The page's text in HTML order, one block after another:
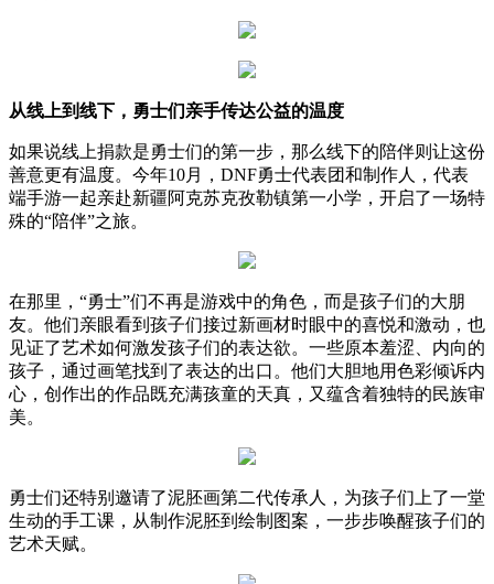
从线上到线下，勇士们亲手传达公益的温度
如果说线上捐款是勇士们的第一步，那么线下的陪伴则让这份
善意更有温度。今年10月，DNF勇士代表团和制作人，代表
端手游一起亲赴新疆阿克苏克孜勒镇第一小学，开启了一场特
殊的“陪伴”之旅。
在那里，“勇士”们不再是游戏中的角色，而是孩子们的大朋
友。他们亲眼看到孩子们接过新画材时眼中的喜悦和激动，也
见证了艺术如何激发孩子们的表达欲。一些原本羞涩、内向的
孩子，通过画笔找到了表达的出口。他们大胆地用色彩倾诉内
心，创作出的作品既充满孩童的天真，又蕴含着独特的民族审
美。
勇士们还特别邀请了泥胚画第二代传承人，为孩子们上了一堂
生动的手工课，从制作泥胚到绘制图案，一步步唤醒孩子们的
艺术天赋。